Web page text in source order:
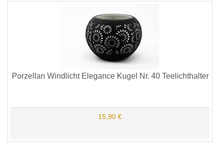
Porzellan Windlicht Elegance Kugel Nr. 40 Teelichthalter
15,90 €